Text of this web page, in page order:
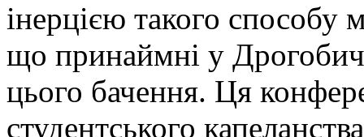
інерцією такого
що принаймні у
цього бачення. Ця
студентського